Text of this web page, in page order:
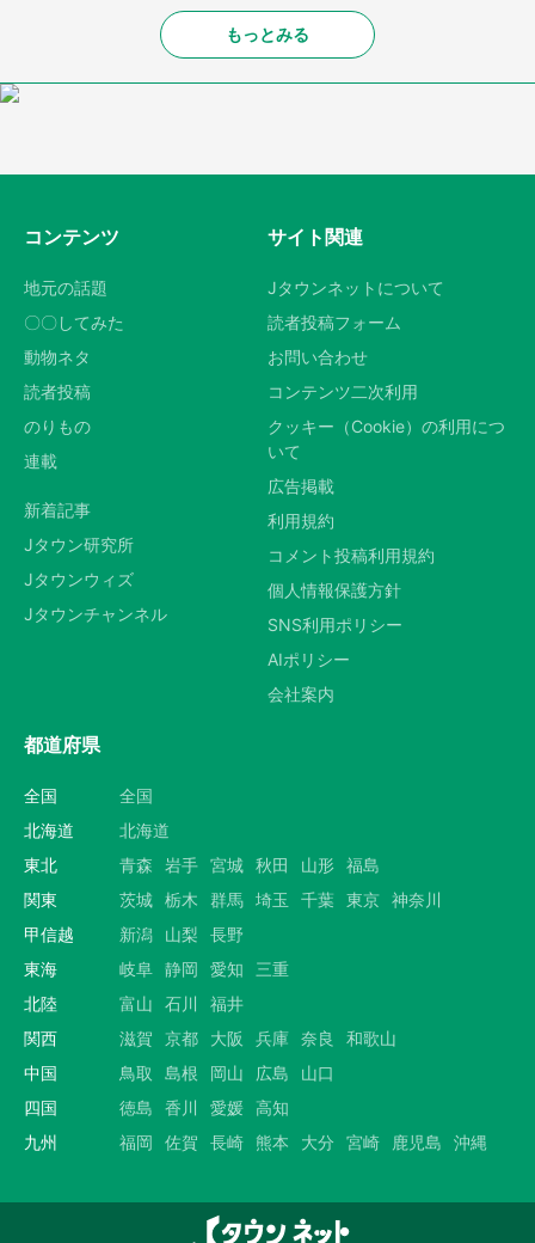
もっとみる
コンテンツ
地元の話題
〇〇してみた
動物ネタ
読者投稿
のりもの
連載
新着記事
Jタウン研究所
Jタウンウィズ
Jタウンチャンネル
サイト関連
Jタウンネットについて
読者投稿フォーム
お問い合わせ
コンテンツ二次利用
クッキー（Cookie）の利用につ
いて
広告掲載
利用規約
コメント投稿利用規約
個人情報保護方針
SNS利用ポリシー
AIポリシー
会社案内
都道府県
全国
全国
北海道
北海道
東北
青森 岩手 宮城 秋田 山形 福島
関東
茨城 栃木 群馬 埼玉 千葉 東京 神奈川
甲信越
新潟 山梨
長野
東海
岐阜 静岡 愛知
三重
北陸
富山 石川
福井
関西
滋賀 京都 大阪 兵庫 奈良
和歌山
中国
鳥取 島根 岡山 広島
山口
四国
徳島 香川 愛媛 高知
九州
福岡 佐賀 長崎 熊本 大分 宮崎 鹿児島 沖縄